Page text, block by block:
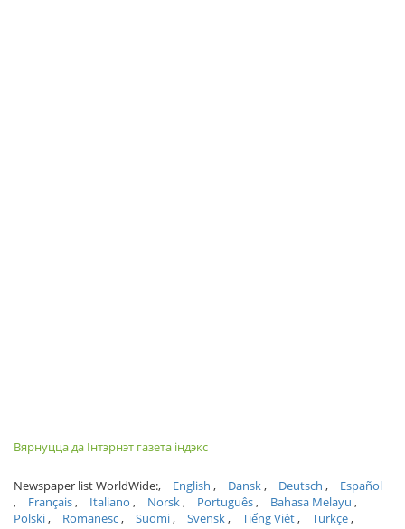
Вярнуцца да Інтэрнэт газета індэкс
Newspaper list WorldWide: English Dansk Deutsch
Español
Français
Italiano Norsk Português
Bahasa Melayu
Polski
Romanesc Suomi Svensk Tiếng Việt
Türkçe